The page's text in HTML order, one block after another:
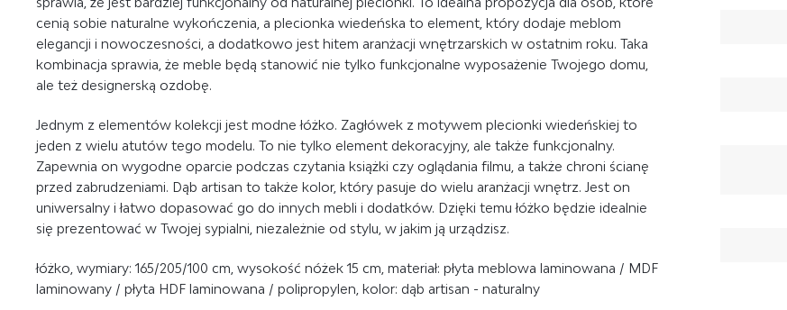
cenią sobie naturalne wykończenia, a plecionka wiedeńska to element, który dodaje meblom
elegancji i nowoczesności, a dodatkowo jest hitem aranżacji wnętrzarskich w ostatnim roku. Taka
kombinacja sprawia, że meble będą stanowić nie tylko funkcjonalne wyposażenie Twojego domu,
ale też designerską ozdobę.
Jednym z elementów kolekcji jest modne łóżko. Zagłówek z motywem plecionki wiedeńskiej to
jeden z wielu atutów tego modelu. To nie tylko element dekoracyjny, ale także funkcjonalny.
Zapewnia on wygodne oparcie podczas czytania książki czy oglądania filmu, a także chroni ścianę
przed zabrudzeniami. Dąb artisan to także kolor, który pasuje do wielu aranżacji wnętrz. Jest on
uniwersalny i łatwo dopasować go do innych mebli i dodatków. Dzięki temu łóżko będzie idealnie
się prezentować w Twojej sypialni, niezależnie od stylu, w jakim ją urządzisz.
łóżko, wymiary: 165/205/100 cm, wysokość nóżek 15 cm, materiał: płyta meblowa laminowana / MDF
laminowany / płyta HDF laminowana / polipropylen, kolor: dąb artisan - naturalny